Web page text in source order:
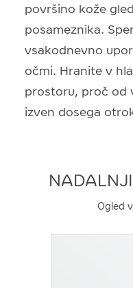
površino kože
posameznika.
vsakodnevno
očmi. Hranite v
prostoru, proč od
izven dosega
NADALNJI
Ogled